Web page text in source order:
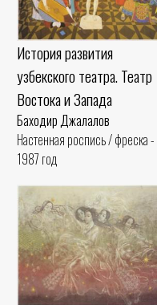
История развития
узбекского театра. Театр
Востока и Запада
Баходир Джалалов
Настенная роспись / фреска -
1987 год